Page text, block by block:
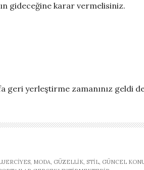
gideceğine karar vermelisiniz.
geri yerleştirme zamanınız
MODA, GÜZELLIK, STIL, GÜNCEL